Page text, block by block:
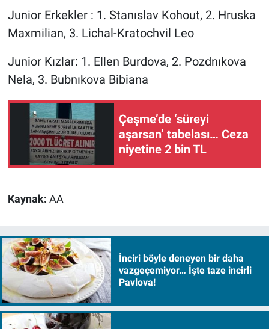
Junior Erkekler : 1. Stanıslav Kohout, 2. Hruska
Maxmilian, 3. Lichal-Kratochvil Leo
Junior Kızlar: 1. Ellen Burdova, 2. Pozdnıkova
Nela, 3. Bubnıkova Bibiana
Çeşme’de ‘süreyi
aşarsan’ tabelası… Ceza
niyetine 2 bin TL
Kaynak: AA
İnciri böyle deneyen bir daha
vazgeçemiyor… İşte taze incirli
Pavlova!